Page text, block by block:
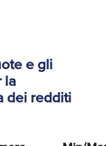
e gli
la
dei redditi